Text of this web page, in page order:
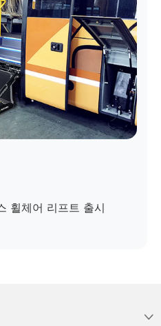
휠체어 리프트 출시
